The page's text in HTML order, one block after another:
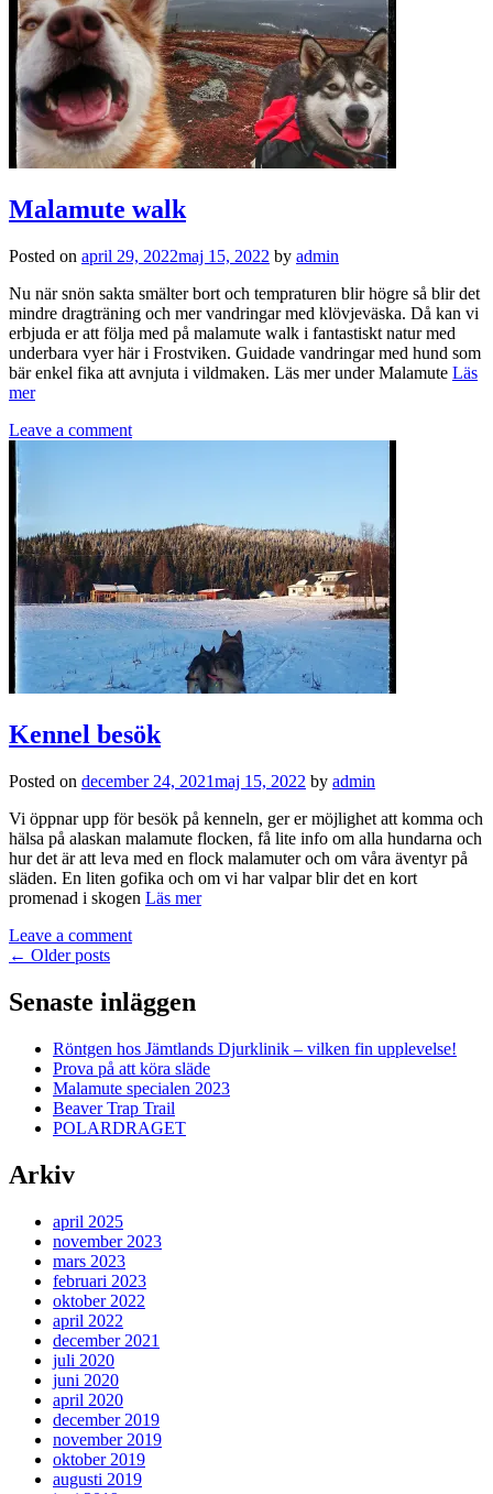
Malamute walk
Posted on april 29, 2022maj 15, 2022 by admin
Nu när snön sakta smälter bort och tempraturen blir högre så blir det
mindre dragträning och mer vandringar med klövjeväska. Då kan vi
erbjuda er att följa med på malamute walk i fantastiskt natur med
underbara vyer här i Frostviken. Guidade vandringar med hund som
bär enkel fika att avnjuta i vildmaken. Läs mer under Malamute Läs
mer
Leave a comment
Kennel besök
Posted on december 24, 2021maj 15, 2022 by admin
Vi öppnar upp för besök på kenneln, ger er möjlighet att komma och
hälsa på alaskan malamute flocken, få lite info om alla hundarna och
hur det är att leva med en flock malamuter och om våra äventyr på
släden. En liten gofika och om vi har valpar blir det en kort
promenad i skogen Läs mer
Leave a comment
Posts
navigation
← Older posts
Senaste inläggen
Röntgen hos Jämtlands Djurklinik – vilken fin upplevelse!
Prova på att köra släde
Malamute specialen 2023
Beaver Trap Trail
POLARDRAGET
Arkiv
april 2025
november 2023
mars 2023
februari 2023
oktober 2022
april 2022
december 2021
juli 2020
juni 2020
april 2020
december 2019
november 2019
oktober 2019
augusti 2019